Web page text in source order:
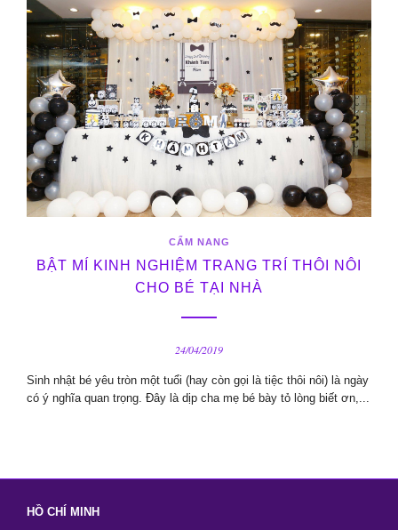
CẨM NANG
BẬT MÍ KINH NGHIỆM TRANG TRÍ THÔI NÔI
CHO BÉ TẠI NHÀ
24/04/2019
Sinh nhật bé yêu tròn một tuổi (hay còn gọi là tiệc thôi nôi) là ngày
có ý nghĩa quan trọng. Đây là dịp cha mẹ bé bày tỏ lòng biết ơn,...
HỒ CHÍ MINH